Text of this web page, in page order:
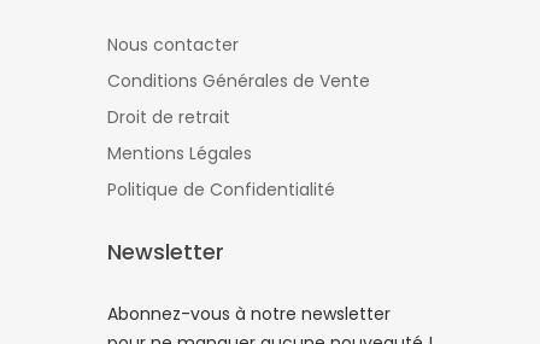
Nous contacter
Conditions Générales de Vente
Droit de retrait
Mentions Légales
Politique de Confidentialité
Newsletter
Abonnez-vous à notre newsletter